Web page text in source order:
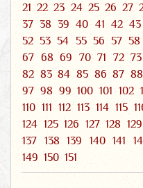
21 22 23 24 25 26 27
37 38 39 40 41 42 43
52 53 54 55 56 57 58
67 68 69 70 71 72 73
82 83 84 85 86 87 88
97 98 99 100 101 102
110 111 112 113 114 115
124 125 126 127 128 129
137
138 139 140 141
149 150 151